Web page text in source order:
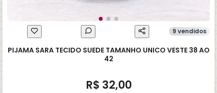
9 vendidos
PIJAMA SARA TECIDO SUEDE TAMANHO UNICO VESTE 38 AO
42
R$ 32,00